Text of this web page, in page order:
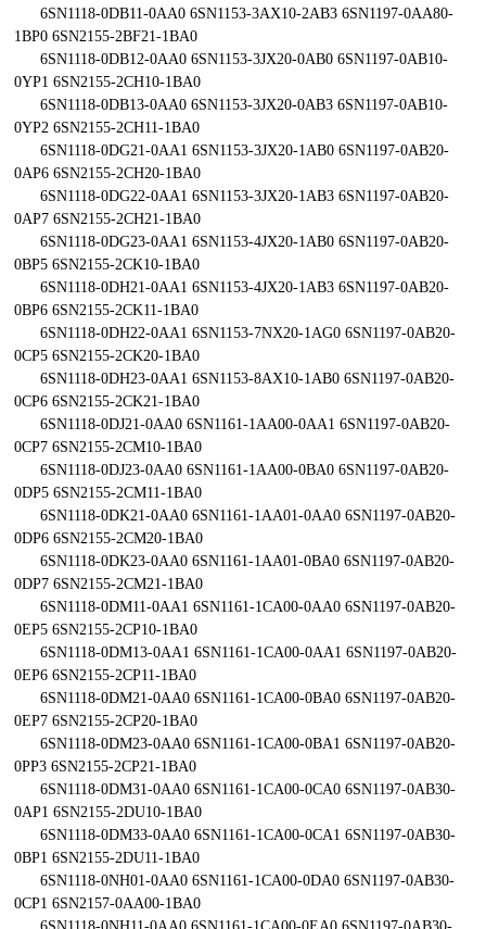
6SN1118-0DB11-0AA0 6SN1153-3AX10-2AB3 6SN1197-0AA80-
1BP0 6SN2155-2BF21-1BA0
6SN1118-0DB12-0AA0 6SN1153-3JX20-0AB0 6SN1197-0AB10-
0YP1 6SN2155-2CH10-1BA0
6SN1118-0DB13-0AA0 6SN1153-3JX20-0AB3 6SN1197-0AB10-
0YP2 6SN2155-2CH11-1BA0
6SN1118-0DG21-0AA1 6SN1153-3JX20-1AB0 6SN1197-0AB20-
0AP6 6SN2155-2CH20-1BA0
6SN1118-0DG22-0AA1 6SN1153-3JX20-1AB3 6SN1197-0AB20-
0AP7 6SN2155-2CH21-1BA0
6SN1118-0DG23-0AA1 6SN1153-4JX20-1AB0 6SN1197-0AB20-
0BP5 6SN2155-2CK10-1BA0
6SN1118-0DH21-0AA1 6SN1153-4JX20-1AB3 6SN1197-0AB20-
0BP6 6SN2155-2CK11-1BA0
6SN1118-0DH22-0AA1 6SN1153-7NX20-1AG0 6SN1197-0AB20-
0CP5 6SN2155-2CK20-1BA0
6SN1118-0DH23-0AA1 6SN1153-8AX10-1AB0 6SN1197-0AB20-
0CP6 6SN2155-2CK21-1BA0
6SN1118-0DJ21-0AA0 6SN1161-1AA00-0AA1 6SN1197-0AB20-
0CP7 6SN2155-2CM10-1BA0
6SN1118-0DJ23-0AA0 6SN1161-1AA00-0BA0 6SN1197-0AB20-
0DP5 6SN2155-2CM11-1BA0
6SN1118-0DK21-0AA0 6SN1161-1AA01-0AA0 6SN1197-0AB20-
0DP6 6SN2155-2CM20-1BA0
6SN1118-0DK23-0AA0 6SN1161-1AA01-0BA0 6SN1197-0AB20-
0DP7 6SN2155-2CM21-1BA0
6SN1118-0DM11-0AA1 6SN1161-1CA00-0AA0 6SN1197-0AB20-
0EP5 6SN2155-2CP10-1BA0
6SN1118-0DM13-0AA1 6SN1161-1CA00-0AA1 6SN1197-0AB20-
0EP6 6SN2155-2CP11-1BA0
6SN1118-0DM21-0AA0 6SN1161-1CA00-0BA0 6SN1197-0AB20-
0EP7 6SN2155-2CP20-1BA0
6SN1118-0DM23-0AA0 6SN1161-1CA00-0BA1 6SN1197-0AB20-
0PP3 6SN2155-2CP21-1BA0
6SN1118-0DM31-0AA0 6SN1161-1CA00-0CA0 6SN1197-0AB30-
0AP1 6SN2155-2DU10-1BA0
6SN1118-0DM33-0AA0 6SN1161-1CA00-0CA1 6SN1197-0AB30-
0BP1 6SN2155-2DU11-1BA0
6SN1118-0NH01-0AA0 6SN1161-1CA00-0DA0 6SN1197-0AB30-
0CP1 6SN2157-0AA00-1BA0